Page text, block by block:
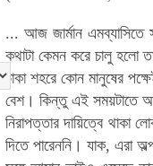
... আজ জার্মান এমব্যাসিতে
কথাটা কেমন করে চালু হলো
ঢাকা শহরে কোন মানুষের
বেশ। কিন্তু এই সময়টাতে
নিরাপত্তার দায়িত্বে
দিতে পারেননি। যাক, এরা